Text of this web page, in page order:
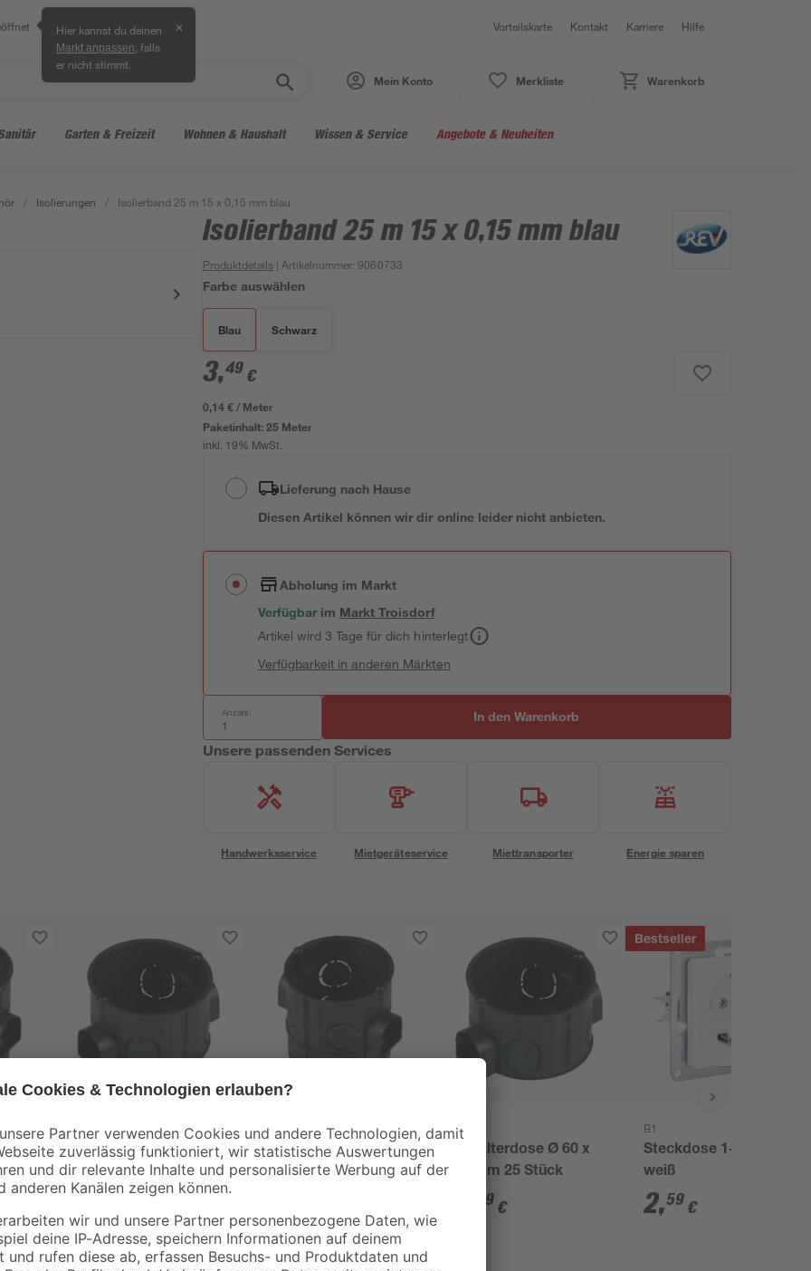
Hier kannst du deinen
Markt anpassen , falls
er nicht stimmt.
✕ Vorteilskarte Kontakt Karriere Hilfe
Mein Konto Merkliste Warenkorb
Garten & Freizeit Wohnen & Haushalt Wissen & Service Angebote & Neuheiten
/ Isolierungen / Isolierband 25 m 15 x 0,15 mm blau
Isolierband 25 m 15 x 0,15 mm blau
Produktdetails | Artikelnummer:9060733
Farbe auswählen
Blau Schwarz
3,49 €
0,14 € / Meter
Paketinhalt:25 Meter
inkl. 19% MwSt.
Lieferung nach Hause
Diesen Artikel können wir dir online leider nicht anbieten.
Abholung im Markt
Verfügbar im MarktTroisdorf
Artikel wird 3 Tage für dich hinterlegt
Verfügbarkeit in anderen Märkten
Anzahl: In den Warenkorb
Unsere passenden Services
Handwerksservice Mietgeräteservice Miettransporter Energie sparen
x
Schalterdose Ø 60 x
41 mm
0,19
Schalterdose Ø 60 x
61 mm 25 Stück
Schalterdose Ø 60 x
41 mm 25 Stück
99 €
Bestseller
B1
Steckdose 1-fach
weiß
2,59 €